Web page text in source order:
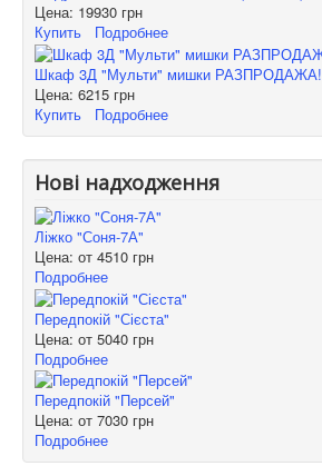
Цена: 19930 грн
Купить
Подробнее
Шкаф 3Д "Мульти" мишки РАЗПРОДАЖА!
Цена: 6215 грн
Купить
Подробнее
Нові надходження
Ліжко "Соня-7А"
Цена: от 4510 грн
Подробнее
Передпокій "Сієста"
Цена: от 5040 грн
Подробнее
Передпокій "Персей"
Цена: от 7030 грн
Подробнее